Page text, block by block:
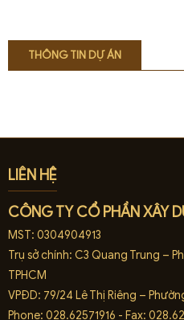
THÔNG TIN DỰ ÁN
LIÊN HỆ
CÔNG TY CỔ PHẦN XÂY
MST: 0304904913
Trụ sở chính: C3 Quang Trung –
TPHCM
VPĐD: 79/24 Lê Thị Riêng –
Phone: 028.62571916 - Fax: